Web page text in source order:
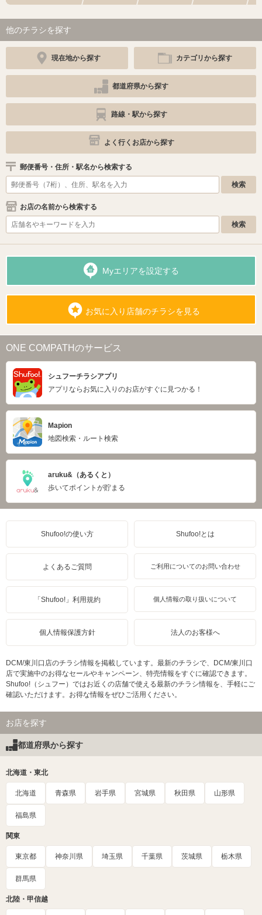
他のチラシを探す
現在地から探す カテゴリから探す
都道府県から探す
路線・駅から探す
よく行くお店から探す
郵便番号・住所・駅名から検索する
お店の名前から検索する
Myエリアを設定する
お気に入り店舗のチラシを見る
ONE COMPATHのサービス
シュフーチラシアプリ
アプリならお気に入りのお店がすぐに見つかる！
Mapion
地図検索・ルート検索
aruku&（あるくと）
歩いてポイントが貯まる
Shufoo!の使い方 Shufoo!とは
よくあるご質問 ご利用についてのお問い合わせ
「Shufoo!」利用規約 個人情報の取り扱いについて
個人情報保護方針 法人のお客様へ
DCM/東川口店のチラシ情報を掲載しています。最新のチラシで、DCM/東川口
店で実施中のお得なセールやキャンペーン、特売情報をすぐに確認できます。
Shufoo!（シュフー）ではお近くの店舗で使える最新のチラシ情報を、手軽にご
確認いただけます。お得な情報をぜひご活用ください。
お店を探す
都道府県から探す
北海道・東北
北海道 青森県 岩手県 宮城県 秋田県 山形県
福島県
関東
東京都 神奈川県 埼玉県 千葉県 茨城県 栃木県
群馬県
北陸・甲信越